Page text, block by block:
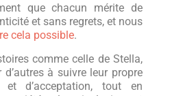
que chacun mérite de
et sans regrets, et nous
cela possible.
comme celle de Stella,
à suivre leur propre
et d’acceptation, tout en